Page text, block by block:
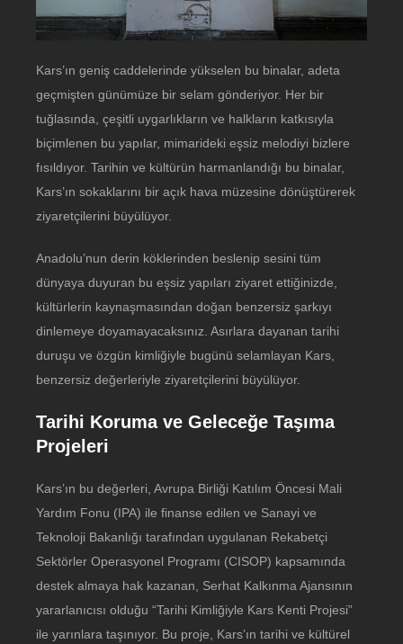
Kars’ın geniş caddelerinde yükselen bu binalar, adeta
geçmişten günümüze bir selam gönderiyor. Her bir
tuğlasında, çeşitli uygarlıkların ve halkların katkısıyla
biçimlenen bu yapılar, mimarideki eşsiz melodiyi bizlere
fısıldıyor. Tarihin ve kültürün harmanlandığı bu binalar,
Kars’ın sokaklarını bir açık hava müzesine dönüştürerek
ziyaretçilerini büyülüyor.
Anadolu’nun derin köklerinden beslenip sesini tüm
dünyaya duyuran bu eşsiz yapıları ziyaret ettiğinizde,
kültürlerin kaynaşmasından doğan benzersiz şarkıyı
dinlemeye doyamayacaksınız. Asırlara dayanan tarihi
duruşu ve özgün kimliğiyle bugünü selamlayan Kars,
benzersiz değerleriyle ziyaretçilerini büyülüyor.
Tarihi Koruma ve Geleceğe Taşıma
Projeleri
Kars’ın bu değerleri, Avrupa Birliği Katılım Öncesi Mali
Yardım Fonu (IPA) ile finanse edilen ve Sanayi ve
Teknoloji Bakanlığı tarafından uygulanan Rekabetçi
Sektörler Operasyonel Programı (CISOP) kapsamında
destek almaya hak kazanan, Serhat Kalkınma Ajansının
yararlanıcısı olduğu “Tarihi Kimliğiyle Kars Kenti Projesi”
ile yarınlara taşınıyor. Bu proje, Kars’ın tarihi ve kültürel